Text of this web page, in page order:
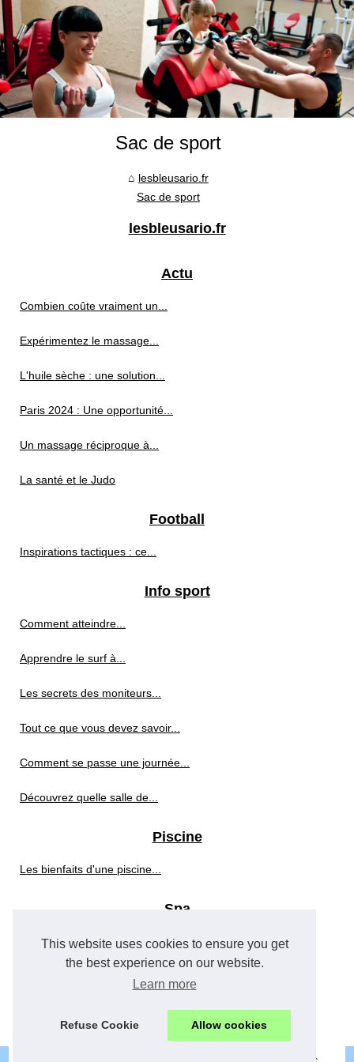
This website uses cookies to ensure you get
the best experience on our website.
Learn more
Refuse Cookie Allow cookies
Sac de sport
lesbleusario.fr
Sac de sport
lesbleusario.fr
Actu
Combien coûte vraiment un...
Expérimentez le massage...
L'huile sèche : une solution...
Paris 2024 : Une opportunité...
Un massage réciproque à...
La santé et le Judo
Football
Inspirations tactiques : ce...
Info sport
Comment atteindre...
Apprendre le surf à...
Les secrets des moniteurs...
Tout ce que vous devez savoir...
Comment se passe une journée...
Découvrez quelle salle de...
Piscine
Les bienfaits d'une piscine...
Spa
Des pièces détachées de...
Vélo